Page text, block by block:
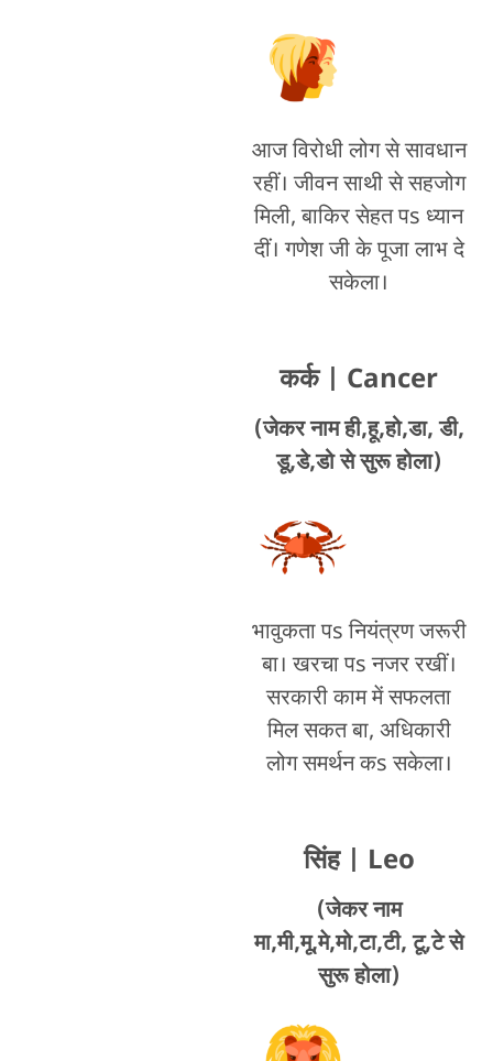
आज विरोधी लोग से सावधान
रहीं। जीवन साथी से सहजोग
मिली, बाकिर सेहत पs ध्यान
दीं। गणेश जी के पूजा लाभ दे
सकेला।
कर्क | Cancer
(जेकर नाम ही,हू,हो,डा, डी,
डू,डे,डो से सुरू होला)
भावुकता पs नियंत्रण जरूरी
बा। खरचा पs नजर रखीं।
सरकारी काम में सफलता
मिल सकत बा, अधिकारी
लोग समर्थन कs सकेला।
सिंह | Leo
(जेकर नाम
मा,मी,मू,मे,मो,टा,टी, टू,टे से
सुरू होला)